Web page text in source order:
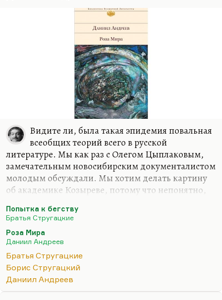
Видите ли, была такая эпидемия повальная
всеобщих теорий всего в русской
литературе. Мы как раз с Олегом Цыплаковым,
замечательным новосибирским документалистом
молодым обсуждали. Мы хотим делать картину
об академике Козыреве, потому что непонятно,
и именно он был научным руководителем Бориса
Стругацкого, и именно он прототип Саула
Репнина, потому что все знали, что Козырев был в
заключении в Норильске и каким-то образом он
там выжил, хотя все знали, что он погибает. Но
как-то перелетел на два дня, спасся и вернулся
(хотя у Стругацких он гибнет), но, в общем, идеи
Попытка к бегству
Братья Стругацкие
Роза Мира
Даниил Андреев
Братья Стругацкие
Борис Стругацкий
Даниил Андреев